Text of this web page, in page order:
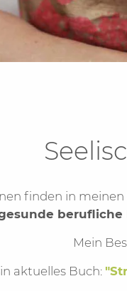
finden in
berufliche
Mein
aktuelles Buch: